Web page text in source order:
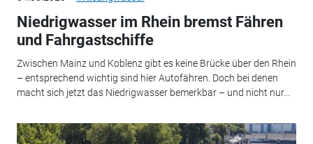
Niedrigwasser im Rhein bremst Fähren
und Fahrgastschiffe
Zwischen Mainz und Koblenz gibt es keine Brücke über den Rhein
– entsprechend wichtig sind hier Autofähren. Doch bei denen
macht sich jetzt das Niedrigwasser bemerkbar – und nicht nur...